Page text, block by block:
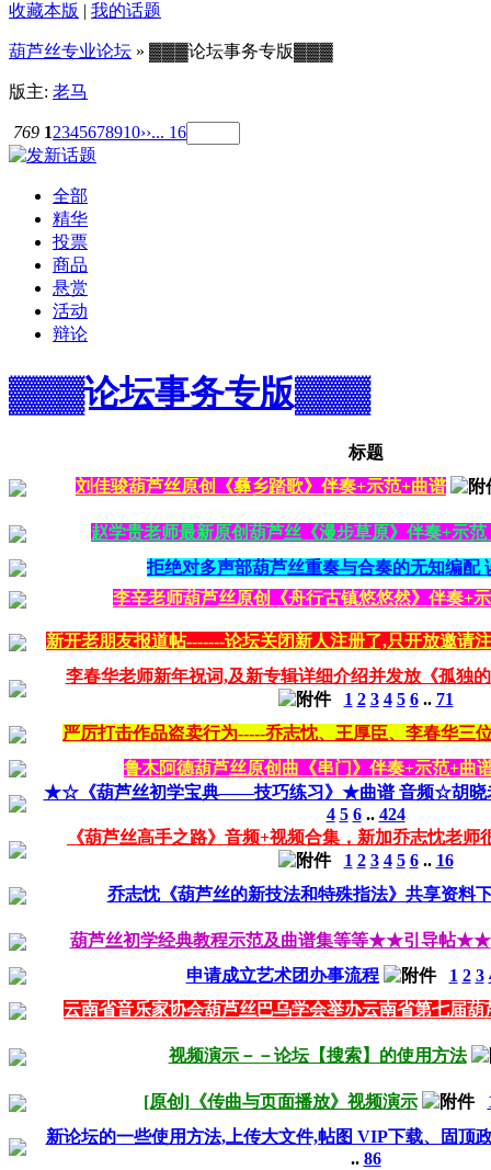
收藏本版 | 我的话题
葫芦丝专业论坛 » ▓▓▓论坛事务专版▓▓▓
版主: 老马
769 12345678910››... 16
全部
精华
投票
商品
悬赏
活动
辩论
▓▓▓论坛事务专版▓▓▓
标题
刘佳骏葫芦丝原创《彝乡踏歌》伴奏+示范+曲谱
赵学贵老师最新原创葫芦丝《漫步草原》伴奏+示范
拒绝对多声部葫芦丝重奏与合奏的无知编配
李辛老师葫芦丝原创《舟行古镇悠悠然》伴奏+
新开老朋友报道帖-------论坛关闭新人注册了,只开放邀请
李春华老师新年祝词,及新专辑详细介绍并发放《孤独
1 2 3 4 5 6.. 71
严厉打击作品盗卖行为-----乔志忱、王厚臣、李春华三
鲁木阿德葫芦丝原创曲《串门》伴奏+示范+曲
★☆《葫芦丝初学宝典——技巧练习》★曲谱 音频☆胡
4 5 6.. 424
《葫芦丝高手之路》音频+视频合集，新加乔志忱老师
1 2 3 4 5 6.. 16
乔志忱《葫芦丝的新技法和特殊指法》共享资料
葫芦丝初学经典教程示范及曲谱集等等★★引导帖★★
申请成立艺术团办事流程
1 2 3
云南省音乐家协会葫芦丝巴乌学会举办云南省第七届
视频演示－－论坛【搜索】的使用方法
[原创]《传曲与页面播放》视频演示
新论坛的一些使用方法,上传大文件,帖图 VIP下载、固顶
.. 86